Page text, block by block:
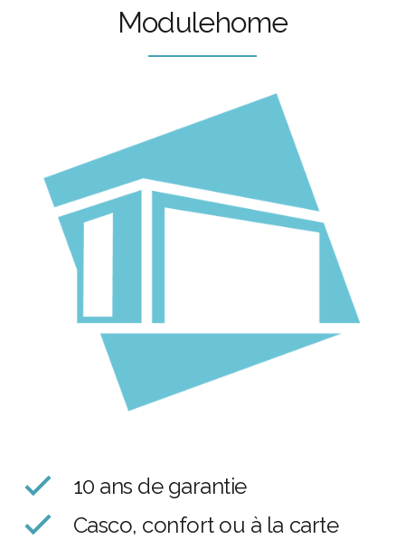
Modulehome
10 ans de garantie
Casco, confort ou à la carte